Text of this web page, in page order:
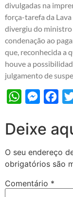
divulgadas na
força-tarefa da
divergiu do ministro
condenação ao
que, reconhecida a
houve a
julgamento de
WhatsApp
Deixe
O seu endereço
obrigatórios são
Comentário *